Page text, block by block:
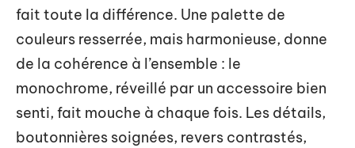
fait toute la différence. Une palette de
couleurs resserrée, mais harmonieuse, donne
de la cohérence à l’ensemble : le
monochrome, réveillé par un accessoire bien
senti, fait mouche à chaque fois. Les détails,
boutonnières soignées, revers contrastés,